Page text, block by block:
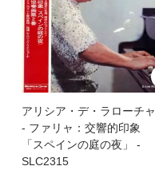
アリシア・デ・ラローチャ
- ファリャ：交響的印象
「スペインの庭の夜」 -
SLC2315